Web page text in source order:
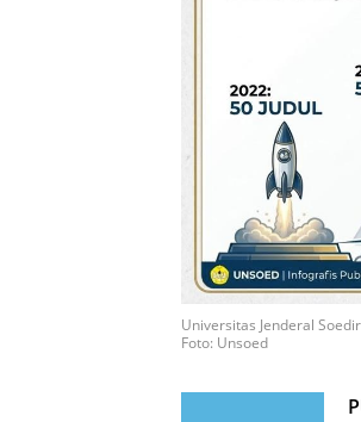
Universitas Jenderal
Foto: Unsoed